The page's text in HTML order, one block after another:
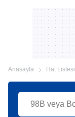
Anasayfa Hat Listesi